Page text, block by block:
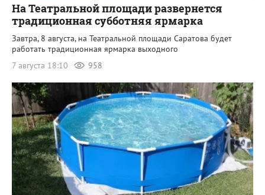
На Театральной площади развернется
традиционная субботняя ярмарка
Завтра, 8 августа, на Театральной площади Саратова будет
работать традиционная ярмарка выходного
7 августа 18:10
958